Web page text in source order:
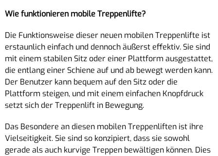
Wie funktionieren mobile Treppenlifte?
Die Funktionsweise dieser neuen mobilen Treppenlifte ist
erstaunlich einfach und dennoch äußerst effektiv. Sie sind
mit einem stabilen Sitz oder einer Plattform ausgestattet,
die entlang einer Schiene auf und ab bewegt werden kann.
Der Benutzer kann bequem auf den Sitz oder die
Plattform steigen, und mit einem einfachen Knopfdruck
setzt sich der Treppenlift in Bewegung.
Das Besondere an diesen mobilen Treppenliften ist ihre
Vielseitigkeit. Sie sind so konzipiert, dass sie sowohl
gerade als auch kurvige Treppen bewältigen können. Dies